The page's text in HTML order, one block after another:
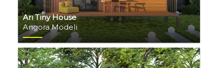
Arı Tiny House
Angora Modeli